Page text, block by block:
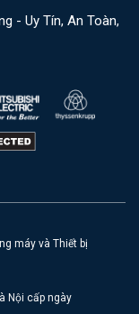
- Uy Tín, An Toàn,
máy và Thiết bị
Nội cấp ngày